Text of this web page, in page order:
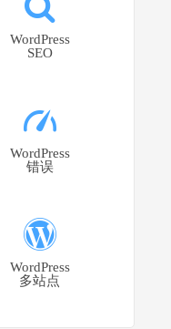
WordPress
SEO
WordPress
错误
WordPress
多站点